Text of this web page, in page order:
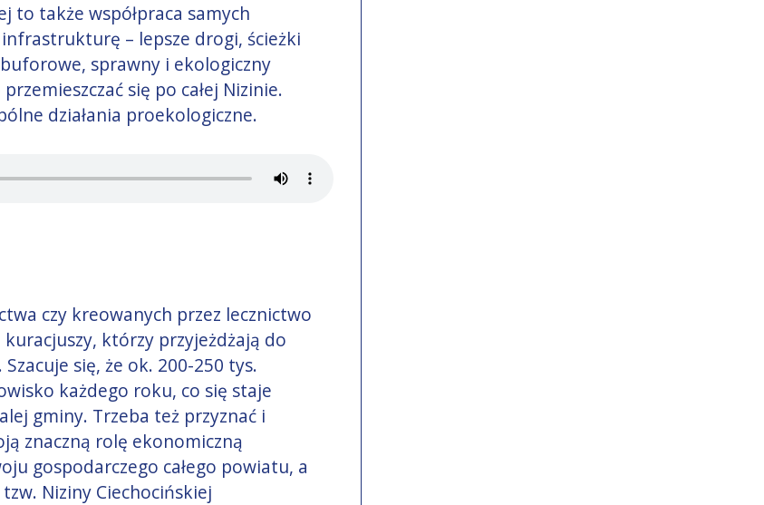
to także współpraca samych
– lepsze drogi, ścieżki
sprawny i ekologiczny
się po całej Nizinie.
działania proekologiczne.
czy kreowanych przez lecznictwo
którzy przyjeżdżają do
się, że ok. 200-250 tys.
każdego roku, co się staje
gminy. Trzeba też przyznać i
znaczną rolę ekonomiczną
gospodarczego całego powiatu, a
Niziny Ciechocińskiej